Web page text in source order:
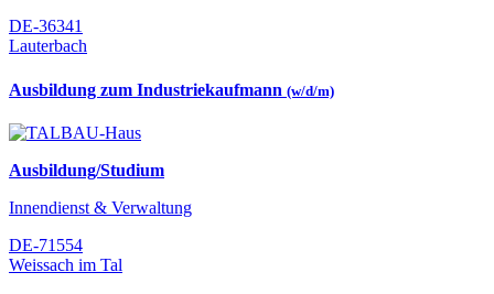
DE-36341
Lauterbach
Ausbildung zum Industriekaufmann (w/d/m)
Ausbildung/Studium
Innendienst & Verwaltung
DE-71554
Weissach im Tal